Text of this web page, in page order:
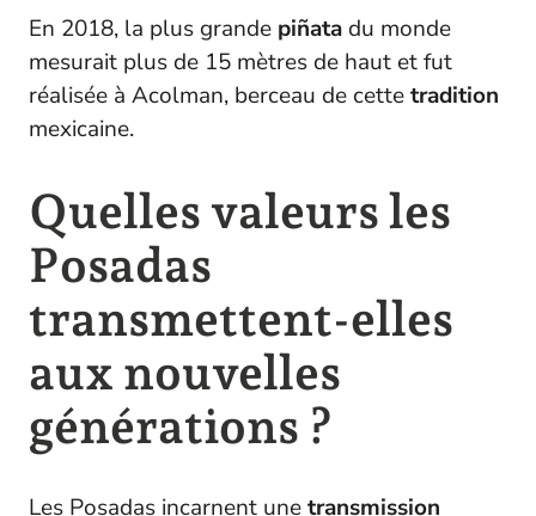
En 2018, la plus grande piñata du monde
mesurait plus de 15 mètres de haut et fut
réalisée à Acolman, berceau de cettetradition
mexicaine.
Quelles valeurs les
Posadas
transmettent-elles
aux nouvelles
générations ?
Les Posadas incarnent unetransmission